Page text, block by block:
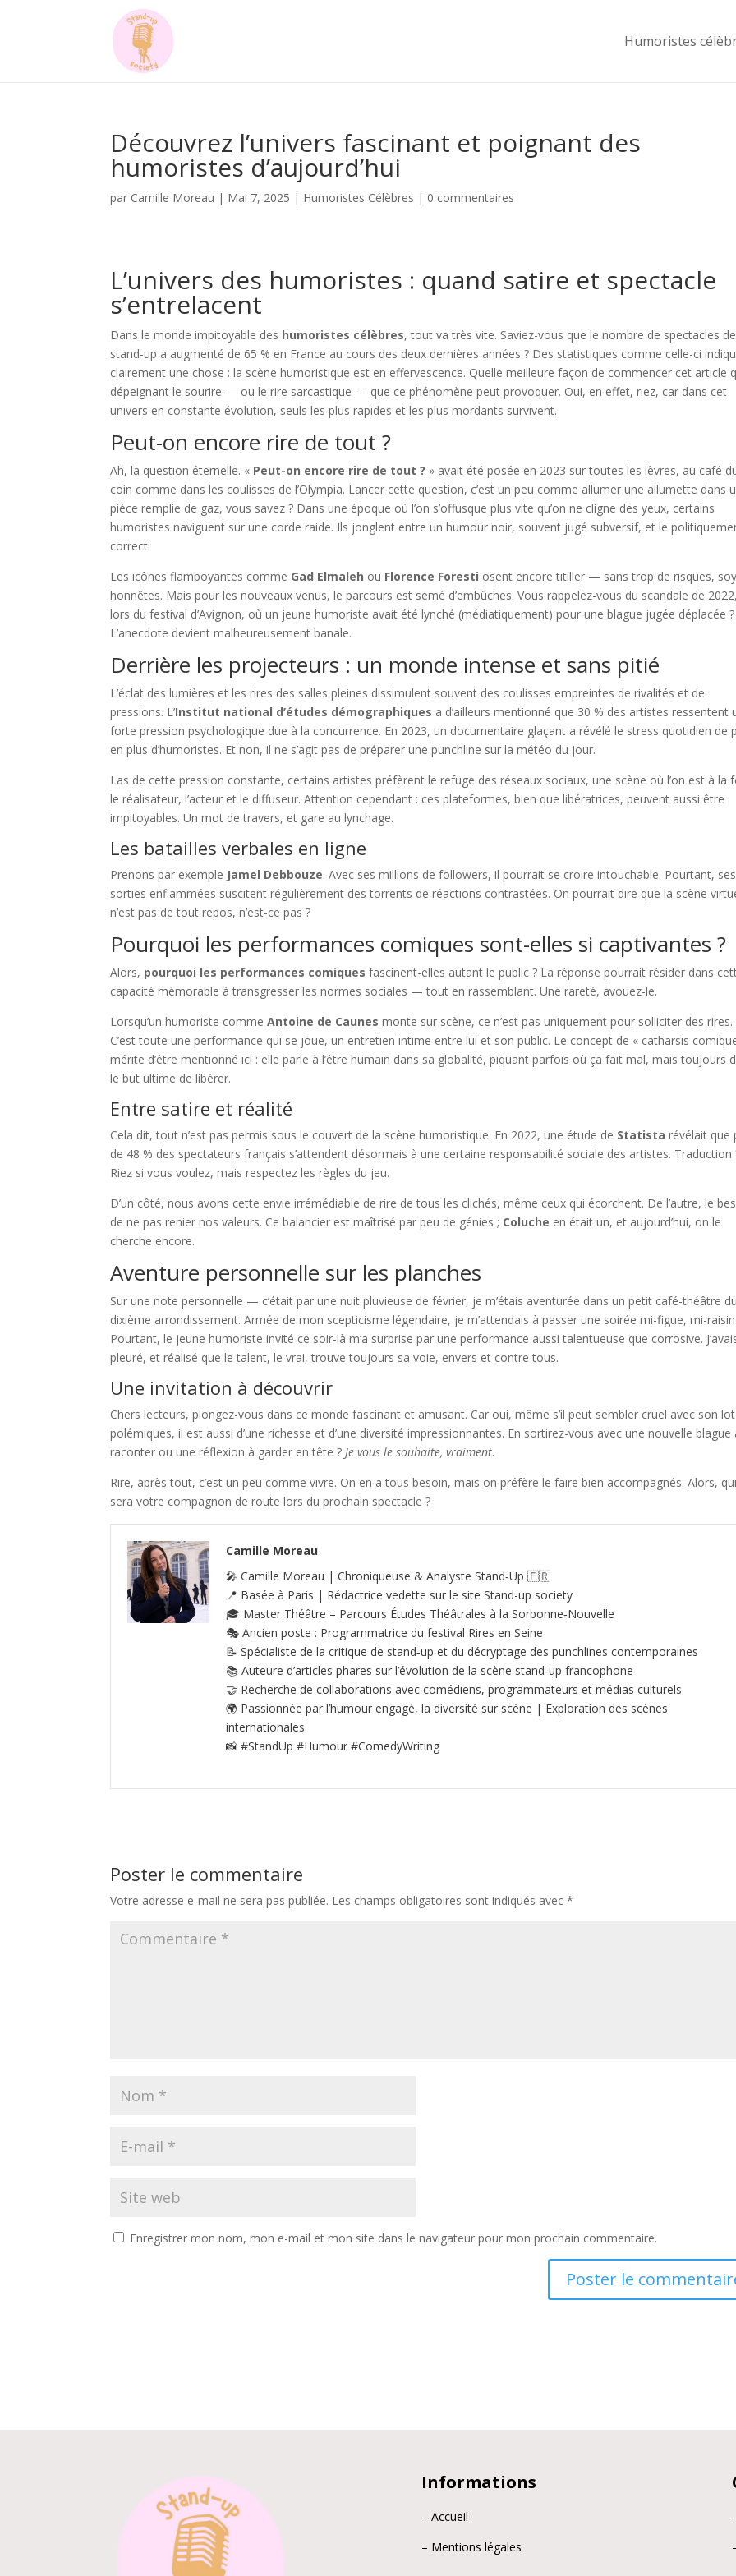
Humoristes
Découvrez l’univers fascinant et poignant des
humoristes d’aujourd’hui
par Camille Moreau | Mai 7, 2025 | Humoristes Célèbres | 0 commentaires
L’univers des humoristes : quand satire et spectacle
s’entrelacent
Dans le monde impitoyable des humoristes célèbres, tout va très vite. Saviez-vous que le nombre de spectacles de
stand-up a augmenté de 65 % en France au cours des deux dernières années ? Des statistiques comme celle-ci
clairement une chose : la scène humoristique est en effervescence. Quelle meilleure façon de commencer cet article
dépeignant le sourire — ou le rire sarcastique — que ce phénomène peut provoquer. Oui, en effet, riez, car dans cet
univers en constante évolution, seuls les plus rapides et les plus mordants survivent.
Peut-on encore rire de tout ?
Ah, la question éternelle. « Peut-on encore rire de tout ? » avait été posée en 2023 sur toutes les lèvres, au café
coin comme dans les coulisses de l’Olympia. Lancer cette question, c’est un peu comme allumer une allumette dans
pièce remplie de gaz, vous savez ? Dans une époque où l’on s’offusque plus vite qu’on ne cligne des yeux, certains
humoristes naviguent sur une corde raide. Ils jonglent entre un humour noir, souvent jugé subversif, et le
correct.
Les icônes fla­m­boyantes comme Gad Elmaleh ou Florence Foresti osent encore titiller — sans trop de risques,
honnêtes. Mais pour les nouveaux venus, le parcours est semé d’embûches. Vous rappelez-vous du scandale de
lors du festival d’Avignon, où un jeune humoriste avait été lynché (médiatiquement) pour une blague jugée déplacée ?
L’anecdote devient malheureusement banale.
Derrière les projecteurs : un monde intense et sans pitié
L’éclat des lumières et les rires des salles pleines dissimulent souvent des coulisses empreintes de rivalités et de
pressions. L’Institut national d’études démographiques a d’ailleurs mentionné que 30 % des artistes ressentent
forte pression psychologique due à la concurrence. En 2023, un documentaire glaçant a révélé le stress quotidien de
en plus d’humoristes. Et non, il ne s’agit pas de préparer une punchline sur la météo du jour.
Las de cette pression constante, certains artistes préfèrent le refuge des réseaux sociaux, une scène où l’on est à la
le réalisateur, l’acteur et le diffuseur. Attention cependant : ces plateformes, bien que libératrices, peuvent aussi être
impitoyables. Un mot de travers, et gare au lynchage.
Les batailles verbales en ligne
Prenons par exemple Jamel Debbouze. Avec ses millions de followers, il pourrait se croire intouchable. Pourtant, ses
sorties enflammées suscitent régulièrement des torrents de réactions contrastées. On pourrait dire que la scène
n’est pas de tout repos, n’est-ce pas ?
Pourquoi les performances comiques sont-elles si captivantes ?
Alors, pourquoi les performances comiques fascinent-elles autant le public ? La réponse pourrait résider dans
capacité mémorable à transgresser les normes sociales — tout en rassemblant. Une rareté, avouez-le.
Lorsqu’un humoriste commeAntoine de Caunes monte sur scène, ce n’est pas uniquement pour solliciter des rires.
C’est toute une performance qui se joue, un entretien intime entre lui et son public. Le concept de « catharsis
mérite d’être mentionné ici : elle parle à l’être humain dans sa globalité, piquant parfois où ça fait mal, mais toujours
le but ultime de libérer.
Entre satire et réalité
Cela dit, tout n’est pas permis sous le couvert de la scène humoristique. En 2022, une étude de Statista révélait que
de 48 % des spectateurs français s’attendent désormais à une certaine responsabilité sociale des artistes. Traduction
Riez si vous voulez, mais respectez les règles du jeu.
D’un côté, nous avons cette envie irrémédiable de rire de tous les clichés, même ceux qui écorchent. De l’autre, le
de ne pas renier nos valeurs. Ce balancier est maîtrisé par peu de génies ; Coluche en était un, et aujourd’hui, on le
cherche encore.
Aventure personnelle sur les planches
Sur une note personnelle — c’était par une nuit pluvieuse de février, je m’étais aventurée dans un petit café-théâtre
dixième arrondissement. Armée de mon scepticisme légendaire, je m’attendais à passer une soirée mi-figue, mi-
Pourtant, le jeune humoriste invité ce soir-là m’a surprise par une performance aussi talentueuse que corrosive.
pleuré, et réalisé que le talent, le vrai, trouve toujours sa voie, envers et contre tous.
Une invitation à découvrir
Chers lecteurs, plongez-vous dans ce monde fascinant et amusant. Car oui, même s’il peut sembler cruel avec son
polémiques, il est aussi d’une richesse et d’une diversité impressionnantes. En sortirez-vous avec une nouvelle blague
raconter ou une réflexion à garder en tête ?Je vous le souhaite, vraiment.
Rire, après tout, c’est un peu comme vivre. On en a tous besoin, mais on préfère le faire bien accompagnés. Alors,
sera votre compagnon de route lors du prochain spectacle ?
Camille Moreau
🎤 Camille Moreau | Chroniqueuse & Analyste Stand‑Up 🇫🇷
📍 Basée à Paris | Rédactrice vedette sur le site Stand-up society
🎓 Master Théâtre – Parcours Études Théâtrales à la Sorbonne‑Nouvelle
🎭 Ancien poste : Programmatrice du festival Rires en Seine
📝 Spécialiste de la critique de stand‑up et du décryptage des punchlines contemporaines
📚 Auteure d’articles phares sur l’évolution de la scène stand‑up francophone
🤝 Recherche de collaborations avec comédiens, programmateurs et médias culturels
🌍 Passionnée par l’humour engagé, la diversité sur scène | Exploration des scènes
internationales
📸 #StandUp #Humour #ComedyWriting
Poster le commentaire
Votre adresse e-mail ne sera pas publiée. Les champs obligatoires sont indiqués avec*
Enregistrer mon nom, mon e-mail et mon site dans le navigateur pour mon prochain commentaire.
Informations
– Accueil
– Mentions légales